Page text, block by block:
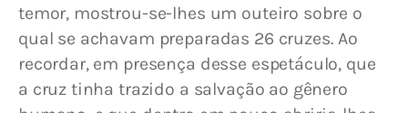
temor, mostrou-se-lhes um outeiro sobre o
qual se achavam preparadas 26 cruzes. Ao
recordar, em presença desse espetáculo, que
a cruz tinha trazido a salvação ao gênero